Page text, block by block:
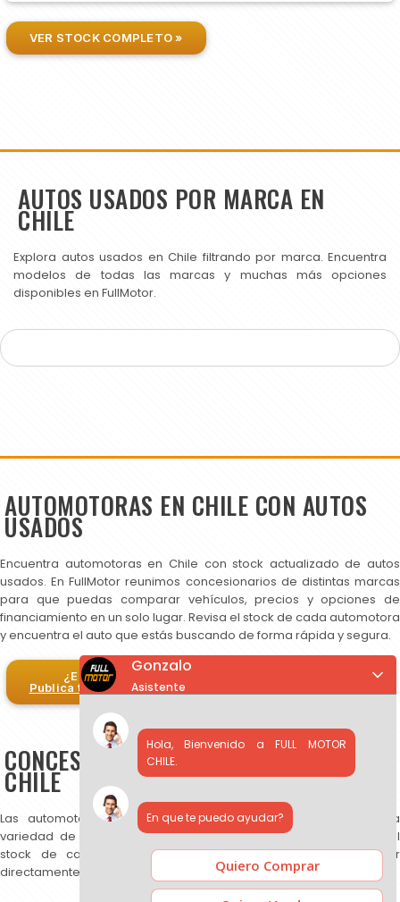
VER STOCK COMPLETO »
AUTOS USADOS POR MARCA EN
CHILE
Explora autos usados en Chile filtrando por marca. Encuentra
modelos de todas las marcas y muchas más opciones
disponibles en FullMotor.
AUTOMOTORAS EN CHILE CON AUTOS
USADOS
Encuentra automotoras en Chile con stock actualizado de autos
usados. En FullMotor reunimos concesionarios de distintas marcas
para que puedas comparar vehículos, precios y opciones de
financiamiento en un solo lugar. Revisa el stock de cada automotora
y encuentra el auto que estás buscando de forma rápida y segura.
¿Eres automotora?
Publica tus autos en FullMotor
CONCESIONARIOS DE AUTOS USADOS EN
CHILE
Las automotoras publicadas en FullMotor ofrecen una amplia
variedad de autos usados, SUV y camionetas. Puedes revisar el
stock de cada concesionario, comparar precios y contactar
directamente para más información.
Gonzalo
Asistente
Hola, Bienvenido a FULL MOTOR
CHILE.
En que te puedo ayudar?
Quiero Comprar